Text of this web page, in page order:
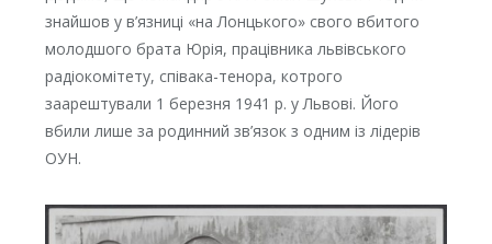
знайшов у в’язниці «на Лонцького» свого вбитого
молодшого брата Юрія, працівника львівського
радіокомітету, співака-тенора, котрого
заарештували 1 березня 1941 р. у Львові. Його
вбили лише за родинний зв’язок з одним із лідерів
ОУН.